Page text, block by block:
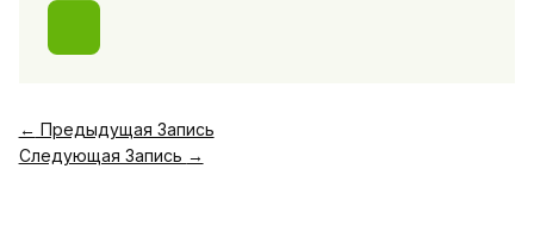
← Предыдущая Запись
Следующая Запись →